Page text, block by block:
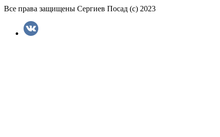
Все права защищены Сергиев Посад (с) 2023